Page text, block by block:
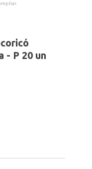
- P 20 un